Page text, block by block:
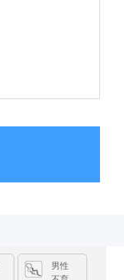
男性